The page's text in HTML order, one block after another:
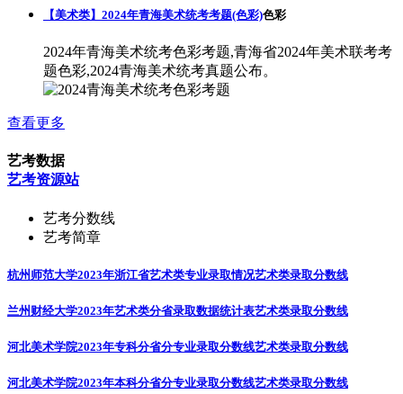
【美术类】2024年青海美术统考考题(色彩)色彩
2024年青海美术统考色彩考题,青海省2024年美术联考考
题色彩,2024青海美术统考真题公布。
查看更多
艺考数据
艺考资源站
艺考分数线
艺考简章
杭州师范大学2023年浙江省艺术类专业录取情况艺术类录取分数线
兰州财经大学2023年艺术类分省录取数据统计表艺术类录取分数线
河北美术学院2023年专科分省分专业录取分数线艺术类录取分数线
河北美术学院2023年本科分省分专业录取分数线艺术类录取分数线